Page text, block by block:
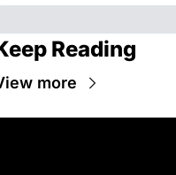
Reading
more